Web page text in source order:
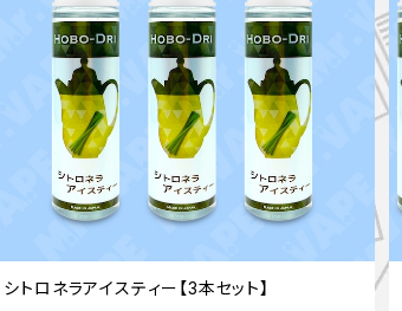
シトロネラアイスティー【3本セット】